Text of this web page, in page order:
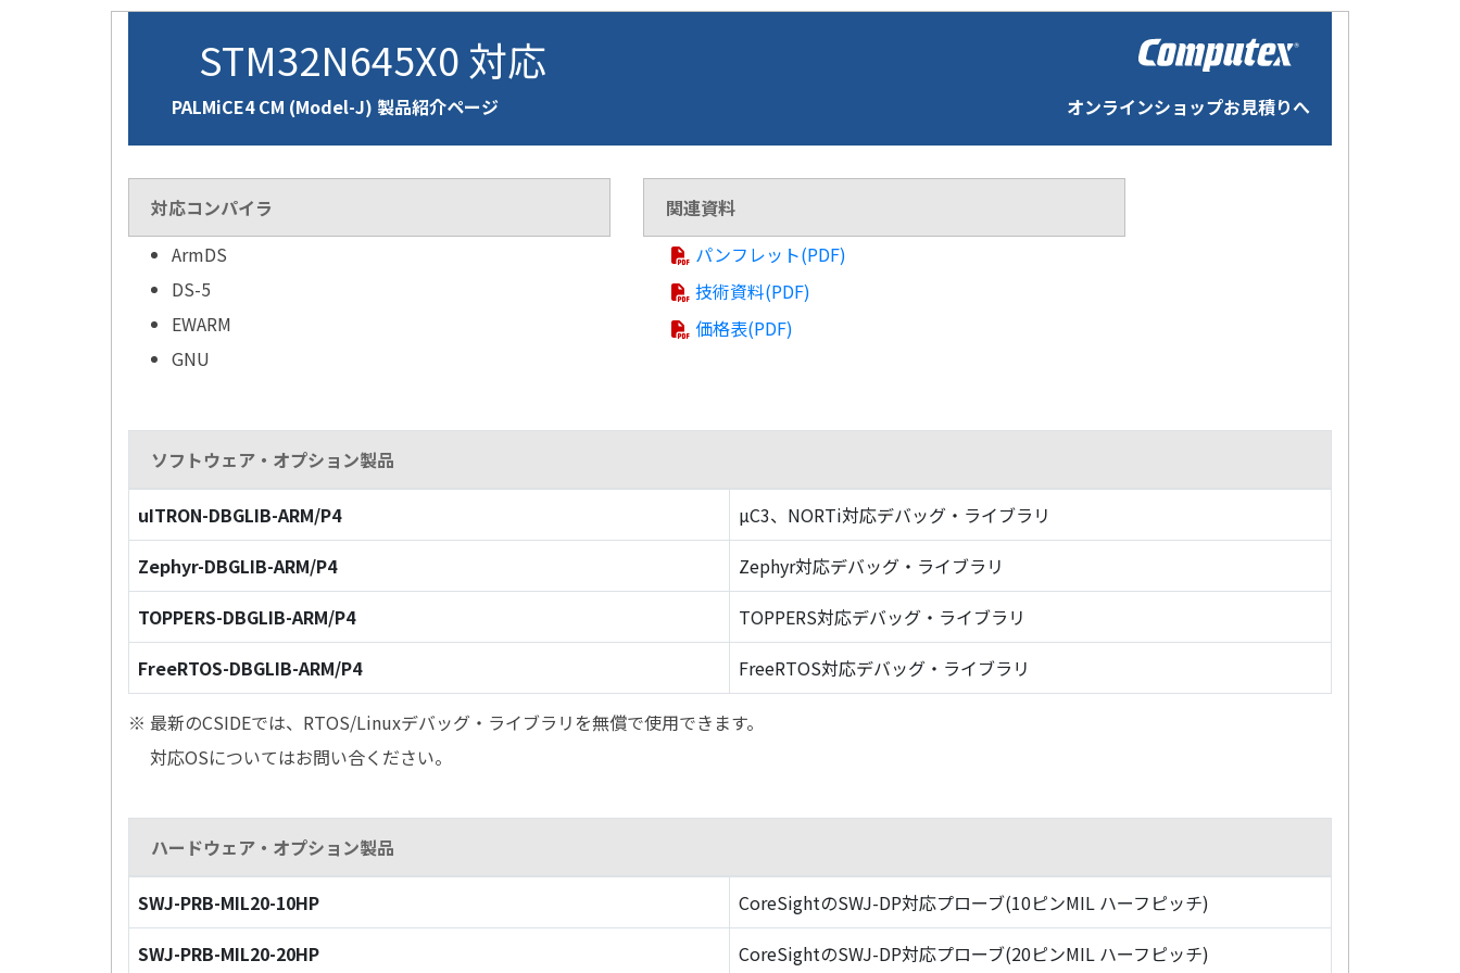
STM32N645X0 対応
PALMiCE4 CM (Model-J) 製品紹介ページ オンラインショップお見積りへ
対応コンパイラ
ArmDS
DS-5
EWARM
GNU
関連資料
パンフレット(PDF)
技術資料(PDF)
価格表(PDF)
ソフトウェア・オプション製品
uITRON-DBGLIB-ARM/P4
µC3、NORTi対応デバッグ・ライブラリ
Zephyr-DBGLIB-ARM/P4
Zephyr対応デバッグ・ライブラリ
TOPPERS-DBGLIB-ARM/P4
TOPPERS対応デバッグ・ライブラリ
FreeRTOS-DBGLIB-ARM/P4
FreeRTOS対応デバッグ・ライブラリ
※ 最新のCSIDEでは、RTOS/Linuxデバッグ・ライブラリを無償で使用できます。
対応OSについてはお問い合ください。
ハードウェア・オプション製品
SWJ-PRB-MIL20-10HP
CoreSightのSWJ-DP対応プローブ(10ピンMIL ハーフピッチ)
SWJ-PRB-MIL20-20HP
CoreSightのSWJ-DP対応プローブ(20ピンMIL ハーフピッチ)